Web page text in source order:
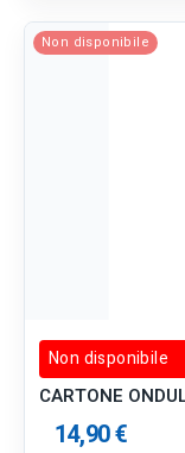
Non disponibile
Non disponibile
CARTONE
14,90 €